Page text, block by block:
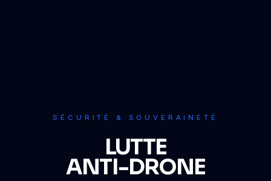
SÉCURITÉ & SOUVERAINETÉ
LUTTE
ANTI-DRONE